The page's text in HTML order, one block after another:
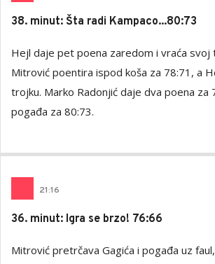
38. minut: Šta radi Kampaco...80:73
Hejl daje pet poena zaredom i vraća svoj
Mitrović poentira ispod koša za 78:71, a
trojku. Marko Radonjić daje dva poena za
pogađa za 80:73.
21:16
36. minut: Igra se brzo! 76:66
Mitrović pretrčava Gagića i pogađa uz